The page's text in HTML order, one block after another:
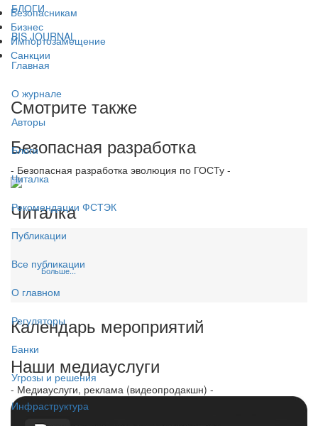
БЛОГИ
BIS JOURNAL
Главная
О журнале
Авторы
Блоги
Читалка
Рекомендации ФСТЭК
Публикации
Все публикации
О главном
Регуляторы
Банки
Угрозы и решения
Инфраструктура
Безопасникам
Бизнес
Импортозамещение
Санкции
Смотрите также
Безопасная разработка
- Безопасная разработка эволюция по ГОСТу -
Читалка
Больше...
Календарь мероприятий
Наши медиауслуги
- Медиауслуги, реклама (видеопродакшн) -